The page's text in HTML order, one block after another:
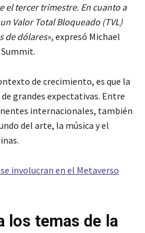
el tercer trimestre. En cuanto a
Valor Total Bloqueado (TVL)
de dólares», expresó Michael
Summit.
de crecimiento, es que la
grandes expectativas. Entre
internacionales, también
del arte, la música y el
involucran en el Metaverso
los temas de la